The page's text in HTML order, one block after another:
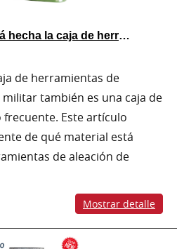
¿De qué material está hecha la caja de herramientas de aleación de aluminio militar?
de herramientas de
también es una caja de
Este artículo
de qué material está
de aleación de
Mostrar detalle